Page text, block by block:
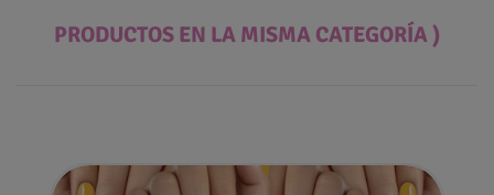
PRODUCTOS EN LA MISMA CATEGORÍA )